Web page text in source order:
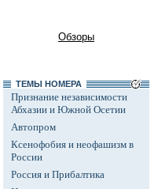
Обзоры
ТЕМЫ НОМЕРА
Признание независимости
Абхазии и Южной Осетии
Автопром
Ксенофобия и неофашизм в
России
Россия и Прибалтика